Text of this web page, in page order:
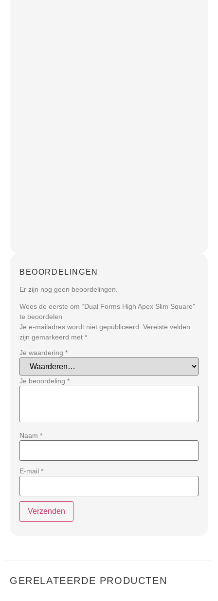
BEOORDELINGEN
Er zijn nog geen beoordelingen.
Wees de eerste om “Dual Forms High Apex Slim Square”
te beoordelen
Je e-mailadres wordt niet gepubliceerd. Vereiste velden
zijn gemarkeerd met *
Je waardering *
Je beoordeling *
Naam *
E-mail *
GERELATEERDE PRODUCTEN